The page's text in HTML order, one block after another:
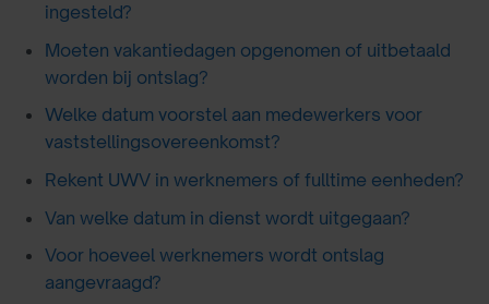
ingesteld?
Moeten vakantiedagen opgenomen of uitbetaald
worden bij ontslag?
Welke datum voorstel aan medewerkers voor
vaststellingsovereenkomst?
Rekent UWV in werknemers of fulltime eenheden?
Van welke datum in dienst wordt uitgegaan?
Voor hoeveel werknemers wordt ontslag
aangevraagd?